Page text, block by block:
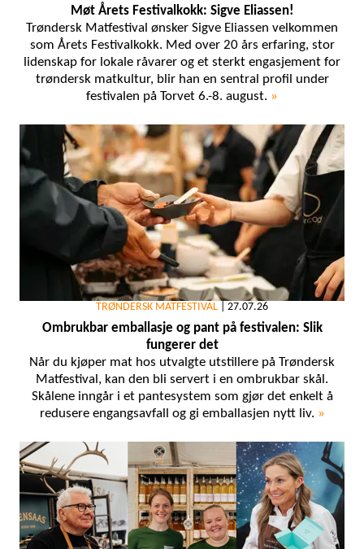
Møt Årets Festivalkokk: Sigve Eliassen!
Trøndersk Matfestival ønsker Sigve Eliassen velkommen
som Årets Festivalkokk. Med over 20 års erfaring, stor
lidenskap for lokale råvarer og et sterkt engasjement for
trøndersk matkultur, blir han en sentral profil under
festivalen på Torvet 6.-8. august. »
TRØNDERSK MATFESTIVAL 27.07.26
Ombrukbar emballasje og pant på festivalen: Slik
fungerer det
Når du kjøper mat hos utvalgte utstillere på Trøndersk
Matfestival, kan den bli servert i en ombrukbar skål.
Skålene inngår i et pantesystem som gjør det enkelt å
redusere engangsavfall og gi emballasjen nytt liv. »